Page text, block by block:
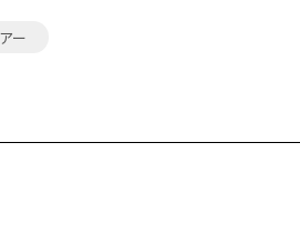
ー